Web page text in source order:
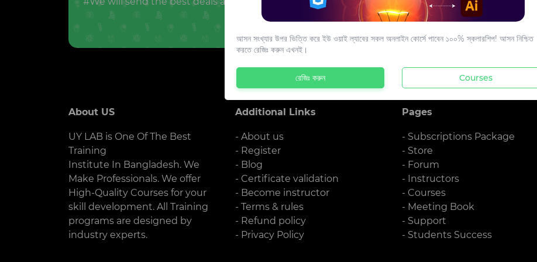
About US
UY LAB is One Of The Best
Training
Institute In Bangladesh. We
Make Professionals. We offer
High-Quality Courses for your
skill development. All Training
programs are designed by
industry experts.
Additional Links
- About us
- Register
- Blog
- Certificate validation
- Become instructor
- Terms & rules
- Refund policy
- Privacy Policy
Pages
- Subscriptions Package
- Store
- Forum
- Instructors
- Courses
- Meeting Book
- Support
- Students Success
আসন সংখ্যার উপর ভিত্তি করে ইউ ওয়াই ল্যাবের সকল অনলাইন কোর্সে পাবেন ১০০% স্কলারশিপ! আসন নিশ্চিত
করতে রেজিঃ করুন এখনই।
রেজিঃ করুন Courses